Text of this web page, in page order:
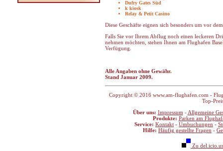
Dufry Gates Süd
k kiosk
Relay & Petit Casino
Diese Geschäfte eignen sich besonders um vor
Falls Sie vor Ihrem Abflug noch einen leckeren
nehmen möchten, stehen Ihnen am Flughafen
Verfügung.
Alle Angaben ohne Gewähr.
Stand Januar 2009.
Copyright © 2016 www.am-flughafen.com -
Top-
Über uns: Impressum - Allgemeine
Produkte: Parken am
Service: Kontakt - Umbuchungen -
Hilfe: Häufig gestellte Fragen -
Zu